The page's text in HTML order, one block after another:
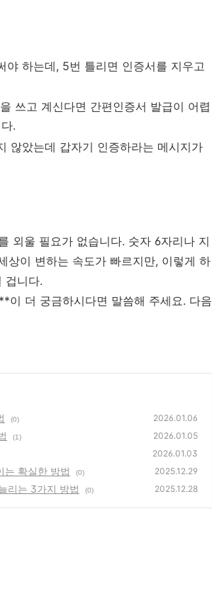
야 하는데, 5번 틀리면 인증서를 지우고
쓰고 계신다면 간편인증서 발급이 어렵
.
않았는데 갑자기 인증하라는 메시지가
외울 필요가 없습니다. 숫자 6자리나 지
상이 변하는 속도가 빠르지만, 이렇게 하
겁니다.
이 더 궁금하시다면 말씀해 주세요. 다음
(0) 2026.01.06
(1) 2026.01.05
2026.01.03
는 확실한 방법 (0) 2025.12.29
리는 3가지 방법 (0) 2025.12.28